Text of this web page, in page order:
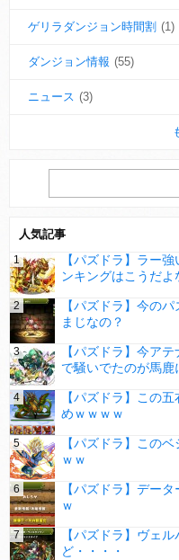
ゲリラダンジョン時間割 (1)
ダンジョン情報 (55)
ニュース (3)
人気記事
【パズドラ】ラー
ンキングはこうだよ
【パズドラ】今の
まじなの？
【パズドラ】今ア
で騒いでたのが馬
【パズドラ】この
めｗｗｗｗ
【パズドラ】この
ｗｗ
【パズドラ】デー
ｗ
【パズドラ】ヴェ
ど・・・・